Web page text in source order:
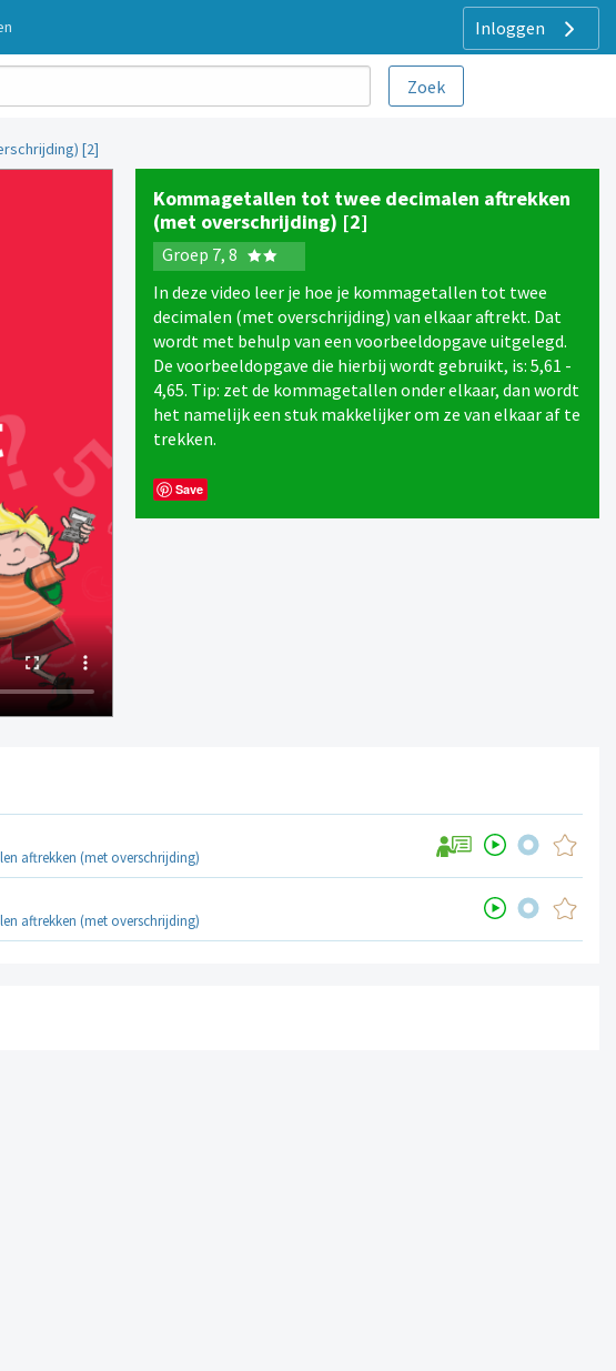
Inloggen
[2]
Kommagetallen tot twee decimalen aftrekken
(met overschrijding) [2]
Groep 7, 8
In deze video leer je hoe je kommagetallen tot twee
decimalen (met overschrijding) van elkaar aftrekt. Dat
wordt met behulp van een voorbeeldopgave uitgelegd.
De voorbeeldopgave die hierbij wordt gebruikt, is: 5,61 -
4,65. Tip: zet de kommagetallen onder elkaar, dan wordt
het namelijk een stuk makkelijker om ze van elkaar af te
trekken.
Save
aftrekken (met overschrijding)
aftrekken (met overschrijding)